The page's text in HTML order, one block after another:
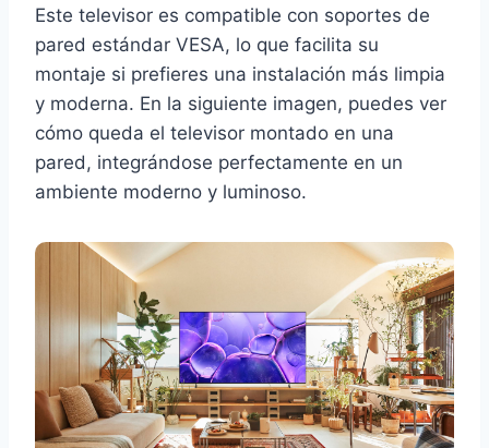
Este televisor es compatible con soportes de
pared estándar VESA, lo que facilita su
montaje si prefieres una instalación más limpia
y moderna. En la siguiente imagen, puedes ver
cómo queda el televisor montado en una
pared, integrándose perfectamente en un
ambiente moderno y luminoso.